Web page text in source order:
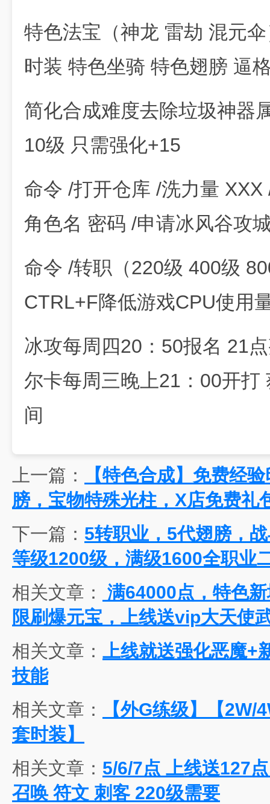
特色法宝（神龙 雷劫 混元
时装 特色坐骑 特色翅膀 逼
简化合成难度去除垃圾神器
10级 只需强化+15
命令 /打开仓库 /洗力量
角色名 密码 /申请冰风谷攻
命令 /转职（220级 400级
CTRL+F降低游戏CPU使用
冰攻每周四20：50报名 21
尔卡每周三晚上21：00开打
间
上一篇：
【特色合成】免费经
膀，宝物特殊光柱，X店免费礼
下一篇： 5转职业，5代翅膀，
等级1200级，满级1600全职业
相关文章：
满64000点，特色
限刷爆元宝，上线送vip大天使
相关文章： 上线就送强化恶魔+
技能
相关文章：
【外G练级】【
套时装】
相关文章： 5/6/7点 上线送127
召唤 符文 刺客 220级需要